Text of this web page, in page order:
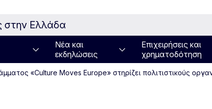
στην Ελλάδα
Νέα και
εκδηλώσεις
Επιχειρήσεις και
χρηματοδότηση
«Culture Moves Europe» στηρίζει πολιτιστικούς